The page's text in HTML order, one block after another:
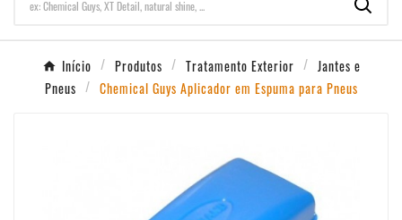
Início Produtos Tratamento Exterior
Jantes e
Pneus
Chemical Guys Aplicador em Espuma para Pneus